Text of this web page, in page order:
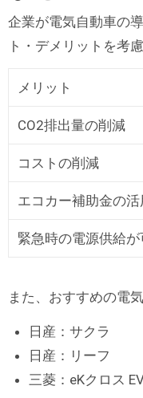
企業が電気自動車の
ト・デメリットを考
メリット
CO2排出量の削減
コストの削減
エコカー補助金の活
緊急時の電源供給が
また、おすすめの電
日産：サクラ
日産：リーフ
三菱：eKクロス